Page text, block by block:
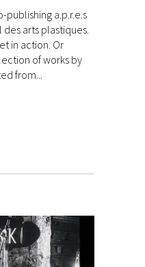
publishing a.p.r.e.s
arts plastiques.
in action. Or
of works by
from...